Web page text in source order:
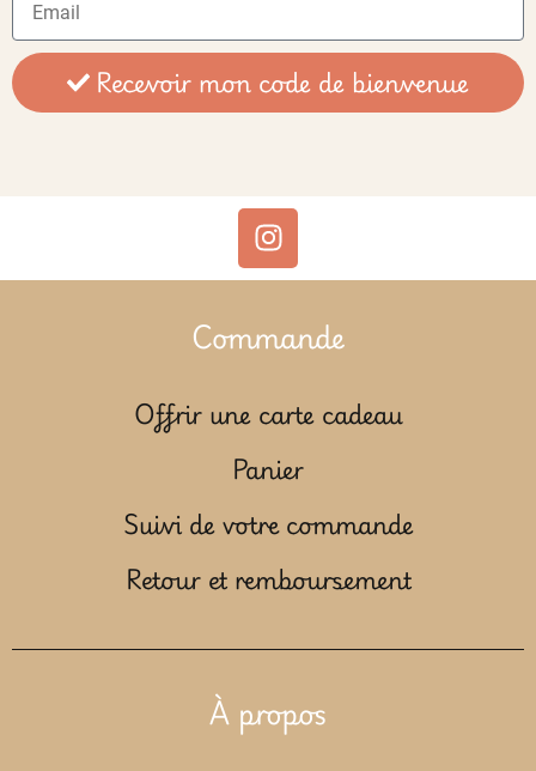
Recevoir mon code de bienvenue
Commande
Offrir une carte cadeau
Panier
Suivi de votre commande
Retour et remboursement
À propos